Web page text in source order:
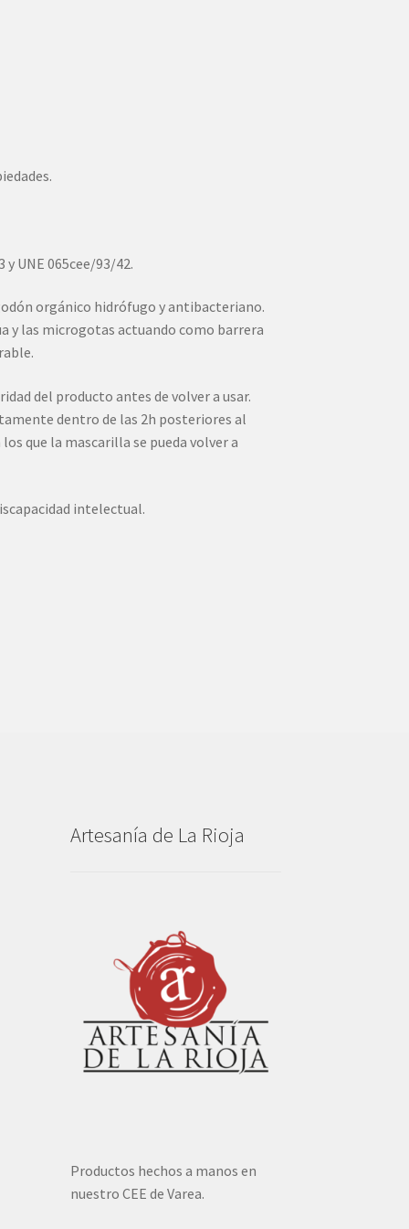
UNE 065cee/93/42.
orgánico hidrófugo y antibacteriano.
y las microgotas actuando como barrera
del producto antes de volver a usar.
dentro de las 2h posteriores al
que la mascarilla se pueda volver a
intelectual.
Artesanía de La Rioja
Productos hechos a manos en
nuestro CEE de Varea.